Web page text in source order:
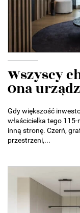
Wszyscy
Ona
Gdy większość
właścicielka tego
inną stronę. Czerń,
przestrzeni,...